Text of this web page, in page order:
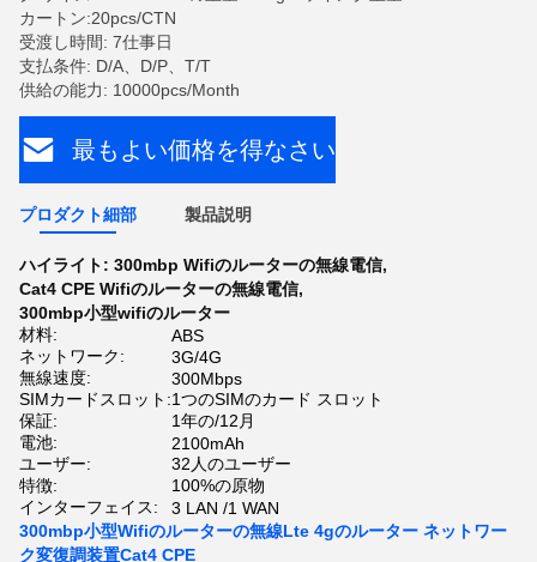
カートン:20pcs/CTN
受渡し時間: 7仕事日
支払条件: D/A、D/P、T/T
供給の能力: 10000pcs/Month
最もよい価格を得なさい
プロダクト細部 製品説明
ハイライト: 300mbp Wifiのルーターの無線電信,
Cat4 CPE Wifiのルーターの無線電信,
300mbp小型wifiのルーター
材料:
ABS
ネットワーク:
3G/4G
無線速度:
300Mbps
SIMカードスロット:1つのSIMのカード スロット
保証:
1年の/12月
電池:
2100mAh
ユーザー:
32人のユーザー
特徴:
100%の原物
インターフェイス:
3 LAN /1 WAN
300mbp小型Wifiのルーターの無線Lte 4gのルーター ネットワー
ク変復調装置Cat4 CPE